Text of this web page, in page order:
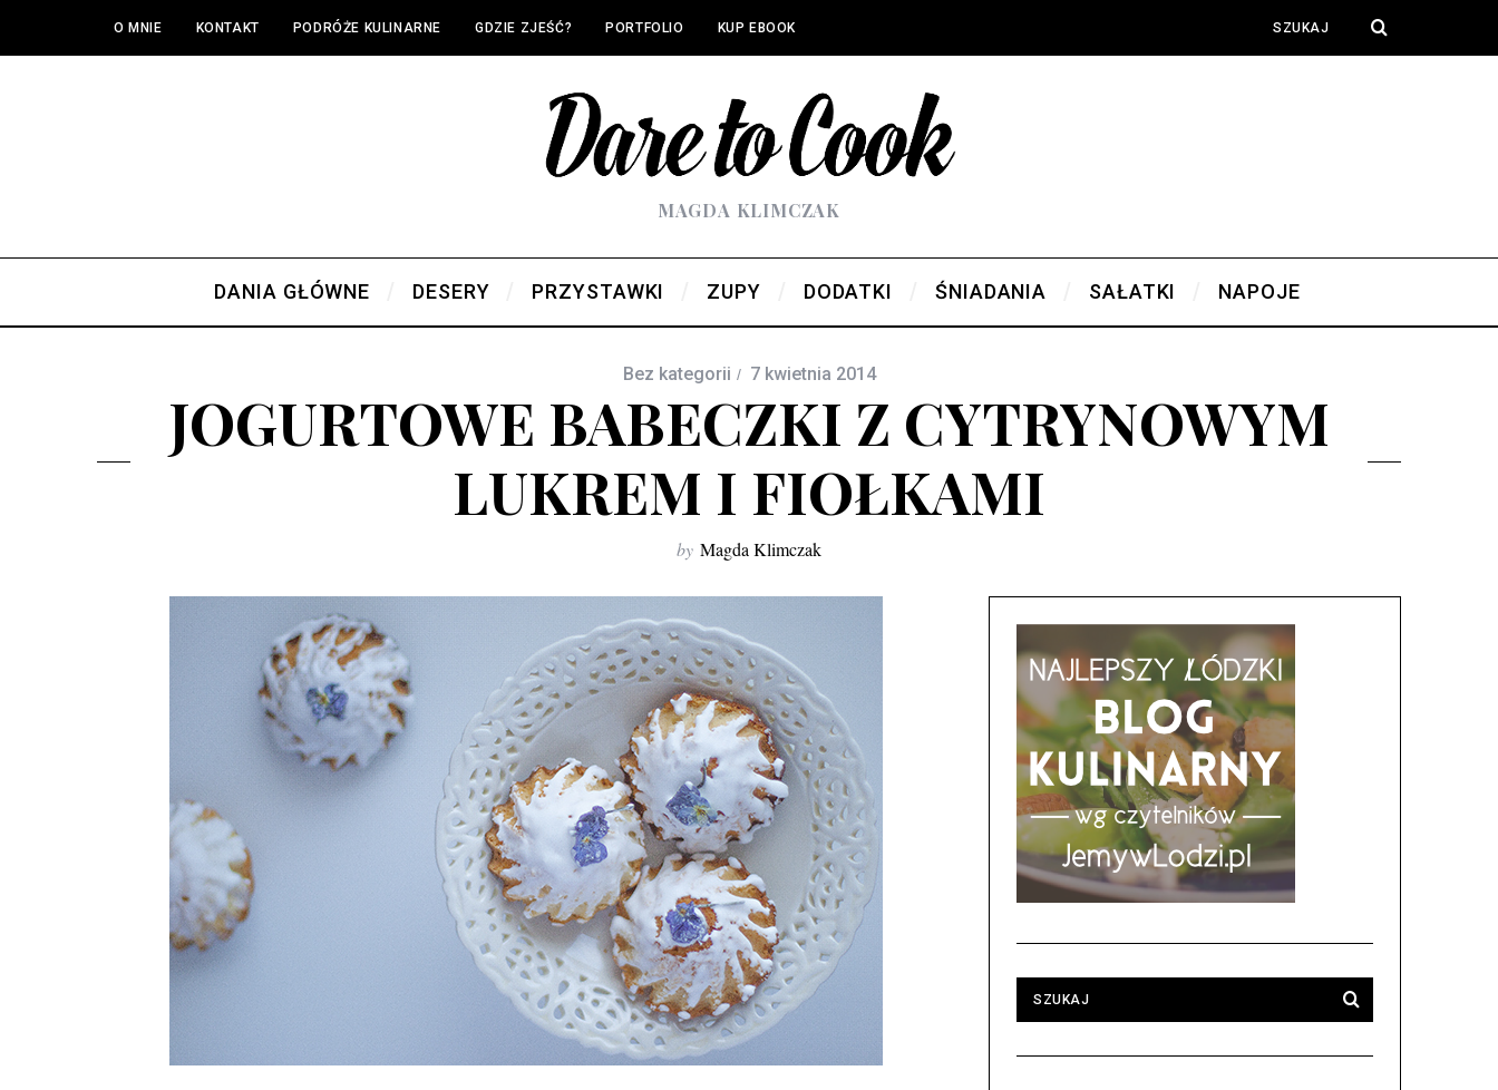
O MNIE KONTAKT PODRÓŻE KULINARNE GDZIE ZJEŚĆ? PORTFOLIO KUP EBOOK
MAGDA KLIMCZAK
DANIA GŁÓWNE DESERY PRZYSTAWKI ZUPY DODATKI ŚNIADANIA SAŁATKI NAPOJE
Bez kategorii 7 kwietnia 2014
JOGURTOWE BABECZKI Z CYTRYNOWYM
LUKREM I FIOŁKAMI
by Magda Klimczak